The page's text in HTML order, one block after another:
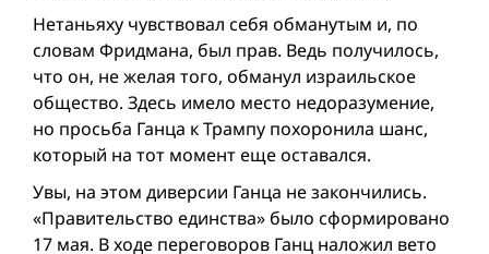
Нетаньяху чувствовал себя обманутым и, по
словам Фридмана, был прав. Ведь получилось,
что он, не желая того, обманул израильское
общество. Здесь имело место недоразумение,
но просьба Ганца к Трампу похоронила шанс,
который на тот момент еще оставался.
Увы, на этом диверсии Ганца не закончились.
«Правительство единства» было сформировано
17 мая. В ходе переговоров Ганц наложил вето